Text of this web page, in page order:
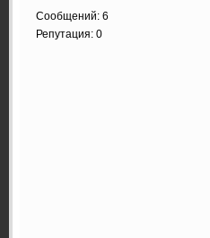
Сообщений: 6
Репутация: 0